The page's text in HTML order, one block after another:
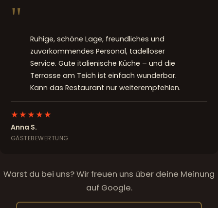
"
Ruhige, schöne Lage, freundliches und
zuvorkommendes Personal, tadelloser
Service. Gute italienische Küche – und die
Terrasse am Teich ist einfach wunderbar.
Kann das Restaurant nur weiterempfehlen.
★★★★★
Anna S.
GÄSTEBEWERTUNG
Warst du bei uns? Wir freuen uns über deine Meinung
auf Google.